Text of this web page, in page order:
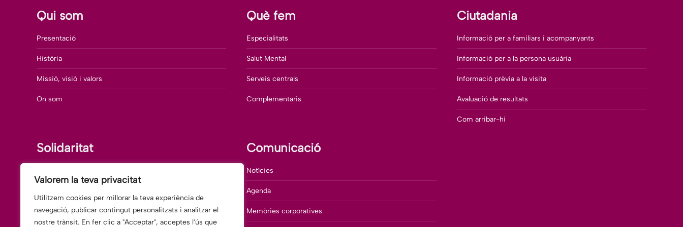
Valorem la teva privacitat
Utilitzem cookies per millorar la teva experiència de
navegació, publicar contingut personalitzats i analitzar el
nostre trànsit. En fer clic a "Acceptar", acceptes l'ús que
Qui som
Presentació
Història
Missió, visió i valors
On som
Què fem
Especialitats
Salut Mental
Serveis centrals
Complementaris
Ciutadania
Informació per a familiars i acompanyants
Informació per a la persona usuària
Informació prèvia a la visita
Avaluació de resultats
Com arribar-hi
Solidaritat
Cooperació Internacional
Comunicació
Notícies
Agenda
Memòries corporatives